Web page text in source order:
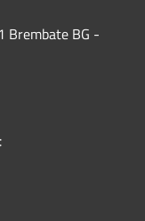
Brembate BG -